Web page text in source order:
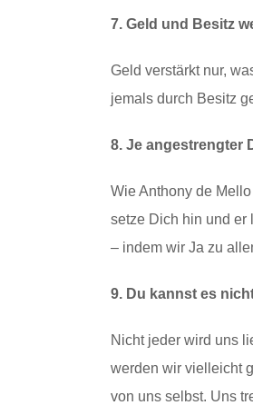
7. Geld und Besitz
Geld verstärkt nur,
jemals durch Besitz
8. Je angestrengter
Wie Anthony de
setze Dich hin und er
– indem wir Ja zu
9. Du kannst es
Nicht jeder wird uns
werden wir vielleicht
von uns selbst. Uns